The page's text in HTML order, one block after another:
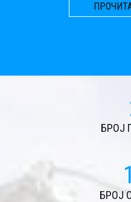
БРОЈ
БРОЈ